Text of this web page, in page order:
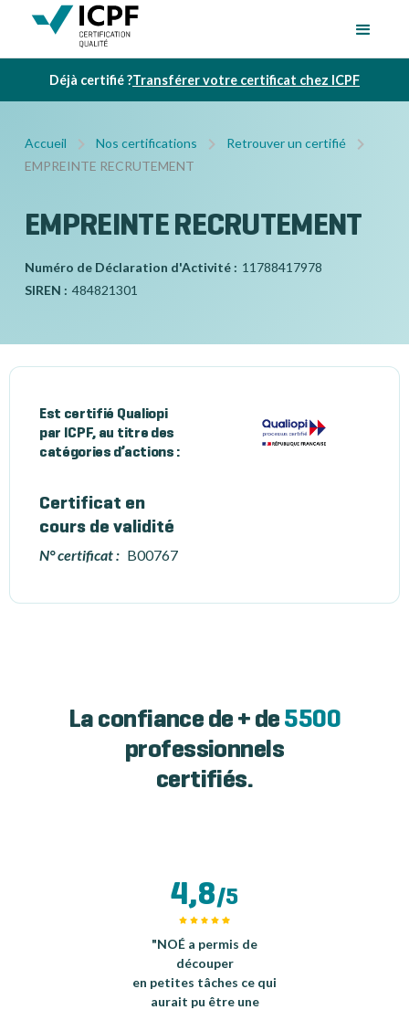
Déjà certifié ?Transférer votre certificat chez ICPF
Accueil Nos certifications
Retrouver un certifié
EMPREINTE RECRUTEMENT
EMPREINTE RECRUTEMENT
Numéro de Déclaration d'Activité : 11788417978
SIREN : 484821301
Est certifié Qualiopi
par ICPF, au titre des
catégories d’actions :
Certificat en
cours de validité
N° certificat : B00767
La confiance de + de 5500
professionnels
certifiés.
4,8/5
"NOÉ a permis de
découper
en petites tâches ce qui
aurait pu être une